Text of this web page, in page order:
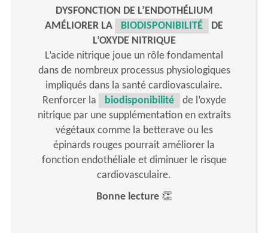
DYSFONCTION DE L’ENDOTHÉLIUM
AMÉLIORER LA
BIODISPONIBILITÉ
DE
L’OXYDE NITRIQUE
L’acide nitrique joue un rôle fondamental
dans de nombreux processus physiologiques
impliqués dans la santé cardiovasculaire.
Renforcer la
biodisponibilité
de l’oxyde
nitrique par une supplémentation en extraits
végétaux comme la betterave ou les
épinards rouges pourrait améliorer la
fonction endothéliale et diminuer le risque
cardiovasculaire.
Bonne lecture👏